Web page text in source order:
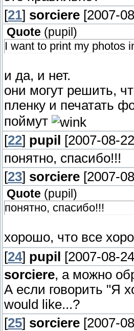
[21] sorciere [2007-
Quote (pupil )
I want to print my photos
и да, и нет.
они могут решить,
пленку и печатать
поймут
[22] pupil
[2007-08-
понятно, спасибо!!!
[23] sorciere [2007-
Quote (pupil )
понятно, спасибо!!!
хорошо, что все
[24] pupil
[2007-08-
sorciere, а можно
А если говорить "Я
would like...?
[25] sorciere [2007-